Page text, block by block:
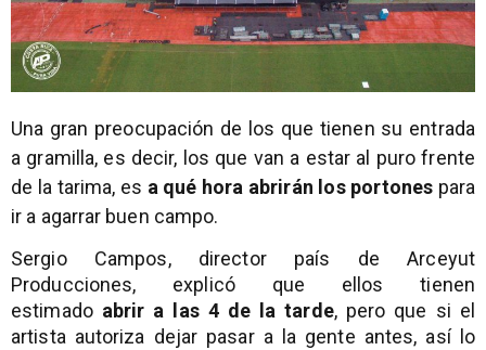
Una gran preocupación de los que tienen su entrada
a gramilla, es decir, los que van a estar al puro frente
de la tarima, es a qué hora abrirán los portones para
ir a agarrar buen campo.
Sergio Campos, director país de Arceyut
Producciones, explicó que ellos tienen
estimado abrir a las 4 de la tarde, pero que si el
artista autoriza dejar pasar a la gente antes, así lo